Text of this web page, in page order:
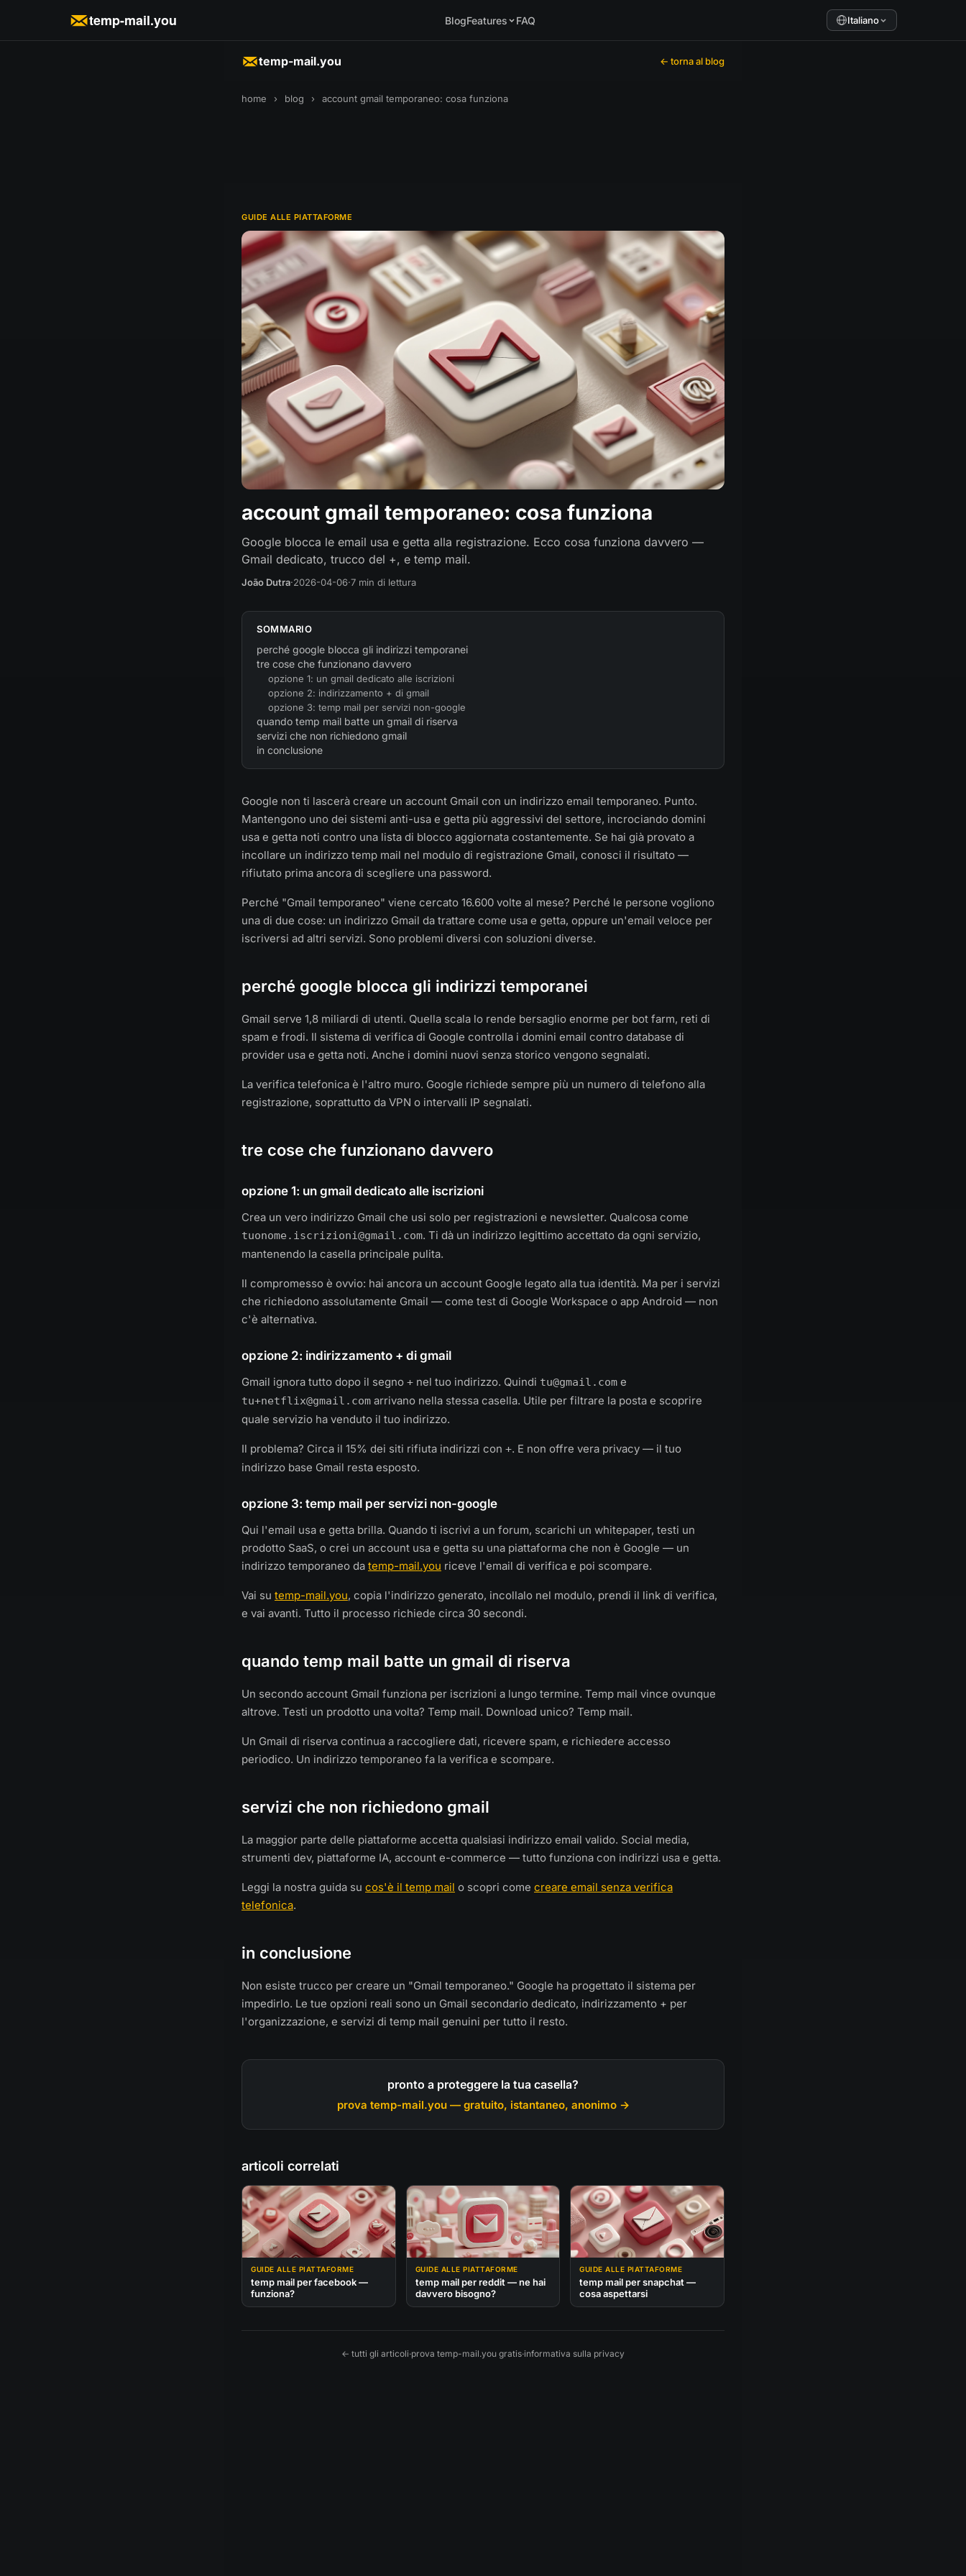
temp-mail.you BlogFeatures FAQ Italiano
temp-mail.you ← torna al blog
home › blog › account gmail temporaneo: cosa funziona
GUIDE ALLE PIATTAFORME
account gmail temporaneo: cosa funziona
Google blocca le email usa e getta alla registrazione. Ecco cosa funziona davvero —
Gmail dedicato, trucco del +, e temp mail.
João Dutra·2026-04-06·7 min di lettura
SOMMARIO
perché google blocca gli indirizzi temporanei
tre cose che funzionano davvero
opzione 1: un gmail dedicato alle iscrizioni
opzione 2: indirizzamento + di gmail
opzione 3: temp mail per servizi non-google
quando temp mail batte un gmail di riserva
servizi che non richiedono gmail
in conclusione
Google non ti lascerà creare un account Gmail con un indirizzo email temporaneo. Punto.
Mantengono uno dei sistemi anti-usa e getta più aggressivi del settore, incrociando domini
usa e getta noti contro una lista di blocco aggiornata costantemente. Se hai già provato a
incollare un indirizzo temp mail nel modulo di registrazione Gmail, conosci il risultato —
rifiutato prima ancora di scegliere una password.
Perché "Gmail temporaneo" viene cercato 16.600 volte al mese? Perché le persone vogliono
una di due cose: un indirizzo Gmail da trattare come usa e getta, oppure un'email veloce per
iscriversi ad altri servizi. Sono problemi diversi con soluzioni diverse.
perché google blocca gli indirizzi temporanei
Gmail serve 1,8 miliardi di utenti. Quella scala lo rende bersaglio enorme per bot farm, reti di
spam e frodi. Il sistema di verifica di Google controlla i domini email contro database di
provider usa e getta noti. Anche i domini nuovi senza storico vengono segnalati.
La verifica telefonica è l'altro muro. Google richiede sempre più un numero di telefono alla
registrazione, soprattutto da VPN o intervalli IP segnalati.
tre cose che funzionano davvero
opzione 1: un gmail dedicato alle iscrizioni
Crea un vero indirizzo Gmail che usi solo per registrazioni e newsletter. Qualcosa come
tuonome.iscrizioni@gmail.com. Ti dà un indirizzo legittimo accettato da ogni servizio,
mantenendo la casella principale pulita.
Il compromesso è ovvio: hai ancora un account Google legato alla tua identità. Ma per i servizi
che richiedono assolutamente Gmail — come test di Google Workspace o app Android — non
c'è alternativa.
opzione 2: indirizzamento + di gmail
Gmail ignora tutto dopo il segno + nel tuo indirizzo. Quindi tu@gmail.com e
tu+netflix@gmail.com arrivano nella stessa casella. Utile per filtrare la posta e scoprire
quale servizio ha venduto il tuo indirizzo.
Il problema? Circa il 15% dei siti rifiuta indirizzi con +. E non offre vera privacy — il tuo
indirizzo base Gmail resta esposto.
opzione 3: temp mail per servizi non-google
Qui l'email usa e getta brilla. Quando ti iscrivi a un forum, scarichi un whitepaper, testi un
prodotto SaaS, o crei un account usa e getta su una piattaforma che non è Google — un
indirizzo temporaneo da temp-mail.you riceve l'email di verifica e poi scompare.
Vai su temp-mail.you, copia l'indirizzo generato, incollalo nel modulo, prendi il link di verifica,
e vai avanti. Tutto il processo richiede circa 30 secondi.
quando temp mail batte un gmail di riserva
Un secondo account Gmail funziona per iscrizioni a lungo termine. Temp mail vince ovunque
altrove. Testi un prodotto una volta? Temp mail. Download unico? Temp mail.
Un Gmail di riserva continua a raccogliere dati, ricevere spam, e richiedere accesso
periodico. Un indirizzo temporaneo fa la verifica e scompare.
servizi che non richiedono gmail
La maggior parte delle piattaforme accetta qualsiasi indirizzo email valido. Social media,
strumenti dev, piattaforme IA, account e-commerce — tutto funziona con indirizzi usa e getta.
Leggi la nostra guida su cos'è il temp mail o scopri come creare email senza verifica
telefonica.
in conclusione
Non esiste trucco per creare un "Gmail temporaneo." Google ha progettato il sistema per
impedirlo. Le tue opzioni reali sono un Gmail secondario dedicato, indirizzamento + per
l'organizzazione, e servizi di temp mail genuini per tutto il resto.
pronto a proteggere la tua casella?
prova temp-mail.you — gratuito, istantaneo, anonimo →
articoli correlati
GUIDE ALLE PIATTAFORME
temp mail per facebook —
funziona?
GUIDE ALLE PIATTAFORME
temp mail per reddit — ne hai
davvero bisogno?
GUIDE ALLE PIATTAFORME
temp mail per snapchat —
cosa aspettarsi
← tutti gli articoli·prova temp-mail.you gratis·informativa sulla privacy